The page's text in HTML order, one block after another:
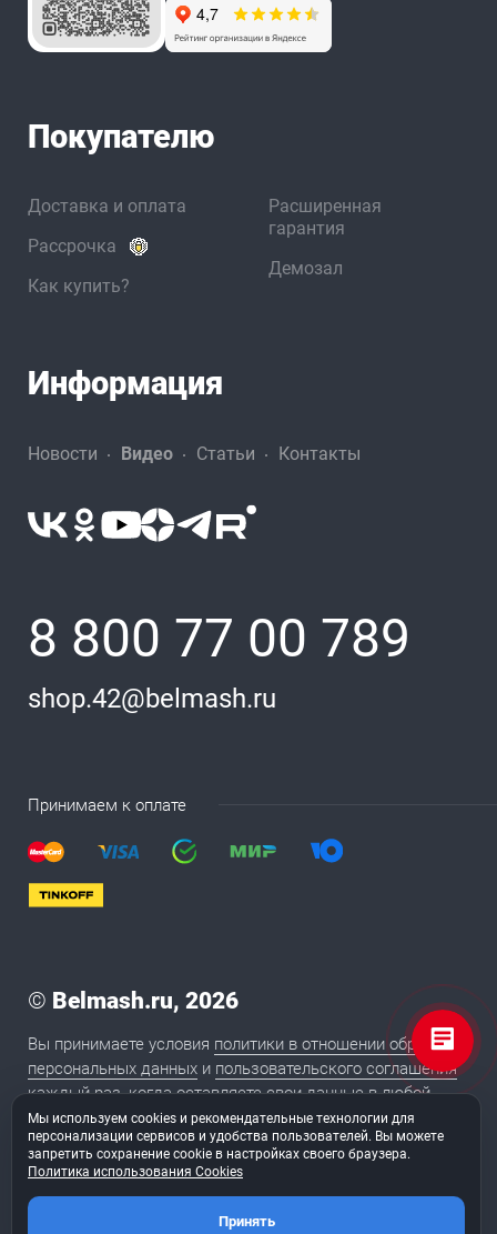
Покупателю
Доставка и оплата
Рассрочка
Как купить?
Расширенная
гарантия
Демозал
Информация
Новости Видео Статьи Контакты
8 800 77 00 789
shop.42@belmash.ru
Принимаем к оплате
© Belmash.ru, 2026
Вы принимаете условия политики в отношении обработки
персональных данных и пользовательского соглашения
каждый раз, когда оставляете свои данные в любой
форме обратной связи на сайте BELMASH.RU
Сайт сделан в студии «ТуФингерс
Мы используем cookies и рекомендательные технологии для
персонализации сервисов и удобства пользователей. Вы можете
запретить сохранение cookie в настройках своего браузера.
Политика использования Cookies
Принять